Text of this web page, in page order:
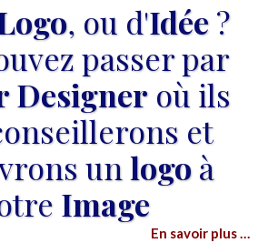
, ou d'Idée?
passer par
Designer où ils
et
unlogoà
Image
En savoir plus …